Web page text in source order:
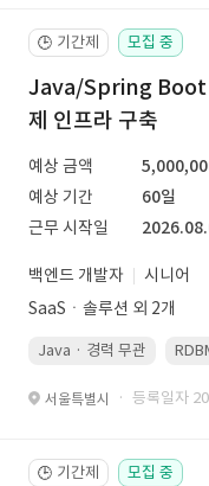
🕒 기간제 모집 중
Java/Spring Boot
제 인프라 구축
예상 금액
예상 기간
60일
근무 시작일
백엔드 개발자
시니어
SaaSㆍ솔루션 외 2개
Java · 경력 무관
서울특별시 · 등록일자
🕒 기간제 모집 중